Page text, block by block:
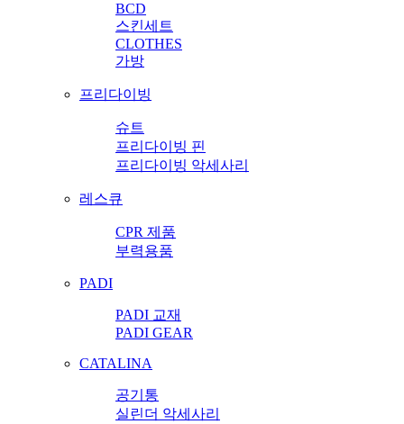
BCD
스킨세트
CLOTHES
가방
프리다이빙
슈트
프리다이빙 핀
프리다이빙 악세사리
레스큐
CPR 제품
부력용품
PADI
PADI 교재
PADI GEAR
CATALINA
공기통
실린더 악세사리